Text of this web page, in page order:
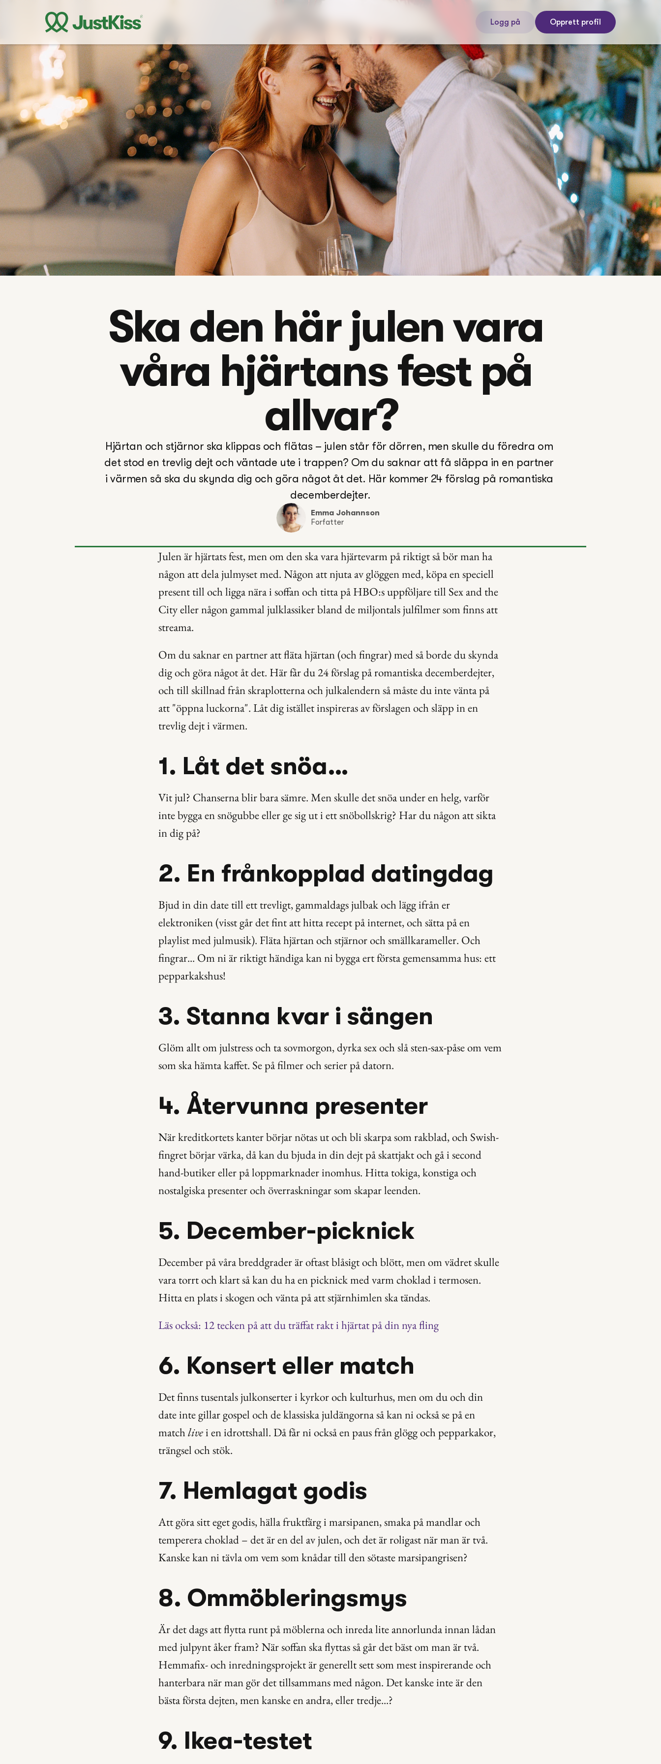
Logg på Opprett profil
Ska den här julen vara
våra hjärtans fest på
allvar?
Hjärtan och stjärnor ska klippas och flätas – julen står för dörren, men skulle du föredra om
det stod en trevlig dejt och väntade ute i trappen? Om du saknar att få släppa in en partner
i värmen så ska du skynda dig och göra något åt det. Här kommer 24 förslag på romantiska
decemberdejter.
Emma Johannson
Forfatter
Julen är hjärtats fest, men om den ska vara hjärtevarm på riktigt så bör man ha
någon att dela julmyset med. Någon att njuta av glöggen med, köpa en speciell
present till och ligga nära i soffan och titta på HBO:s uppföljare till Sex and the
City eller någon gammal julklassiker bland de miljontals julfilmer som finns att
streama.
Om du saknar en partner att fläta hjärtan (och fingrar) med så borde du skynda
dig och göra något åt det. Här får du 24 förslag på romantiska decemberdejter,
och till skillnad från skraplotterna och julkalendern så måste du inte vänta på
att "öppna luckorna". Låt dig istället inspireras av förslagen och släpp in en
trevlig dejt i värmen.
1. Låt det snöa…
Vit jul? Chanserna blir bara sämre. Men skulle det snöa under en helg, varför
inte bygga en snögubbe eller ge sig ut i ett snöbollskrig? Har du någon att sikta
in dig på?
2. En frånkopplad datingdag
Bjud in din date till ett trevligt, gammaldags julbak och lägg ifrån er
elektroniken (visst går det fint att hitta recept på internet, och sätta på en
playlist med julmusik). Fläta hjärtan och stjärnor och smällkarameller. Och
fingrar... Om ni är riktigt händiga kan ni bygga ert första gemensamma hus: ett
pepparkakshus!
3. Stanna kvar i sängen
Glöm allt om julstress och ta sovmorgon, dyrka sex och slå sten-sax-påse om vem
som ska hämta kaffet. Se på filmer och serier på datorn.
4. Återvunna presenter
När kreditkortets kanter börjar nötas ut och bli skarpa som rakblad, och Swish-
fingret börjar värka, då kan du bjuda in din dejt på skattjakt och gå i second
hand-butiker eller på loppmarknader inomhus. Hitta tokiga, konstiga och
nostalgiska presenter och överraskningar som skapar leenden.
5. December-picknick
December på våra breddgrader är oftast blåsigt och blött, men om vädret skulle
vara torrt och klart så kan du ha en picknick med varm choklad i termosen.
Hitta en plats i skogen och vänta på att stjärnhimlen ska tändas.
Läs också: 12 tecken på att du träffat rakt i hjärtat på din nya fling
6. Konsert eller match
Det finns tusentals julkonserter i kyrkor och kulturhus, men om du och din
date inte gillar gospel och de klassiska juldängorna så kan ni också se på en
match live i en idrottshall. Då får ni också en paus från glögg och pepparkakor,
trängsel och stök.
7. Hemlagat godis
Att göra sitt eget godis, hälla fruktfärg i marsipanen, smaka på mandlar och
temperera choklad – det är en del av julen, och det är roligast när man är två.
Kanske kan ni tävla om vem som knådar till den sötaste marsipangrisen?
8. Ommöbleringsmys
Är det dags att flytta runt på möblerna och inreda lite annorlunda innan lådan
med julpynt åker fram? När soffan ska flyttas så går det bäst om man är två.
Hemmafix- och inredningsprojekt är generellt sett som mest inspirerande och
hanterbara när man gör det tillsammans med någon. Det kanske inte är den
bästa första dejten, men kanske en andra, eller tredje...?
9. Ikea-testet